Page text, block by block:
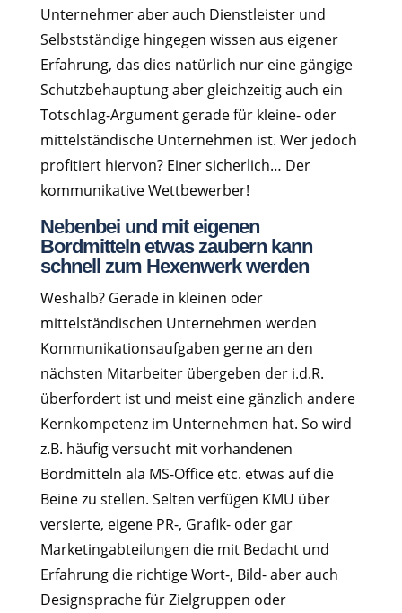
Unternehmer aber auch Dienstleister und
Selbstständige hingegen wissen aus eigener
Erfahrung, das dies natürlich nur eine gängige
Schutzbehauptung aber gleichzeitig auch ein
Totschlag-Argument gerade für kleine- oder
mittelständische Unternehmen ist. Wer jedoch
profitiert hiervon? Einer sicherlich… Der
kommunikative Wettbewerber!
Nebenbei und mit eigenen
Bordmitteln etwas zaubern kann
schnell zum Hexenwerk werden
Weshalb? Gerade in kleinen oder
mittelständischen Unternehmen werden
Kommunikationsaufgaben gerne an den
nächsten Mitarbeiter übergeben der i.d.R.
überfordert ist und meist eine gänzlich andere
Kernkompetenz im Unternehmen hat. So wird
z.B. häufig versucht mit vorhandenen
Bordmitteln ala MS-Office etc. etwas auf die
Beine zu stellen. Selten verfügen KMU über
versierte, eigene PR-, Grafik- oder gar
Marketingabteilungen die mit Bedacht und
Erfahrung die richtige Wort-, Bild- aber auch
Designsprache für Zielgruppen oder